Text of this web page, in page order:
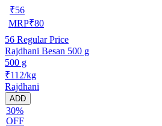
₹56
MRP₹80
56 Regular Price
Rajdhani Besan 500 g
500 g
₹112/kg
Rajdhani
ADD
30%
OFF